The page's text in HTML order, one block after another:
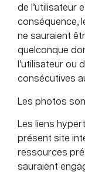
de l’utilisateur
conséquence,
ne sauraient
quelconque
l’utilisateur ou
consécutives
Les photos
Les liens
présent site
ressources
sauraient